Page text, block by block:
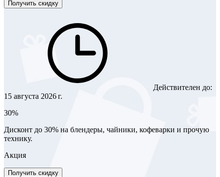
Получить скидку
Действителен до:
15 августа 2026 г.
30%
Дисконт до 30% на блендеры, чайники, кофеварки и прочую
технику.
Акция
Получить скидку